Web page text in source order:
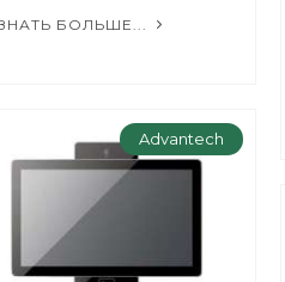
БОЛЬШЕ...
Advantech